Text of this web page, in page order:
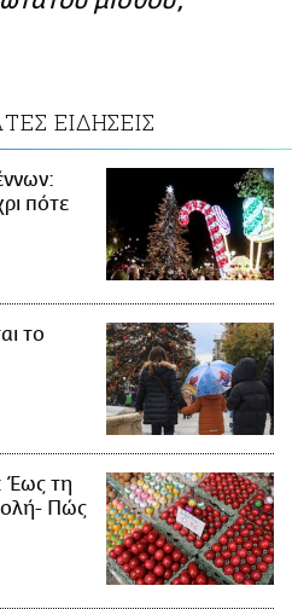
ΕΙΔΗΣΕΙΣ
πότε
το
Έως τη
Πώς